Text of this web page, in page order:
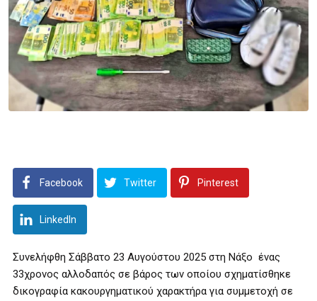
Facebook Twitter Pinterest
LinkedIn
Συνελήφθη Σάββατο 23 Αυγούστου 2025 στη Νάξο ένας
33χρονος αλλοδαπός σε βάρος των οποίου σχηματίσθηκε
δικογραφία κακουργηματικού χαρακτήρα για συμμετοχή σε